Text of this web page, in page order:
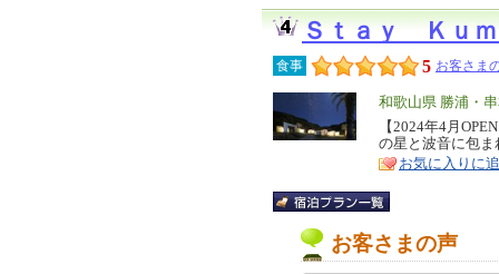
Ｓｔａｙ Ｋｕ
食事 5 お客さま
エ
リ
ア
和歌山県 勝浦・
特
徴
【2024年4月
の星と波音に包
お気に入りに
お客さまの声